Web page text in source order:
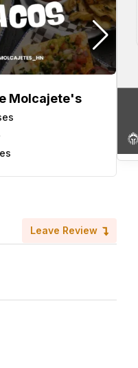
Molcajete's
Leave Review